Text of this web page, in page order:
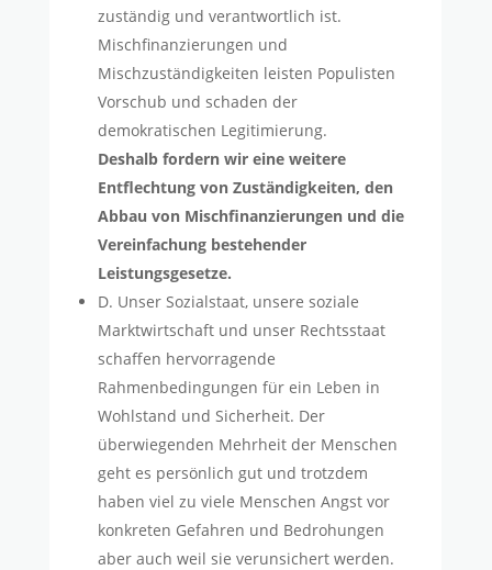
zuständig und verantwortlich ist.
Mischfinanzierungen und
Mischzuständigkeiten leisten Populisten
Vorschub und schaden der
demokratischen Legitimierung.
Deshalb fordern wir eine weitere
Entflechtung von Zuständigkeiten, den
Abbau von Mischfinanzierungen und die
Vereinfachung bestehender
Leistungsgesetze.
D. Unser Sozialstaat, unsere soziale
Marktwirtschaft und unser Rechtsstaat
schaffen hervorragende
Rahmenbedingungen für ein Leben in
Wohlstand und Sicherheit. Der
überwiegenden Mehrheit der Menschen
geht es persönlich gut und trotzdem
haben viel zu viele Menschen Angst vor
konkreten Gefahren und Bedrohungen
aber auch weil sie verunsichert werden.